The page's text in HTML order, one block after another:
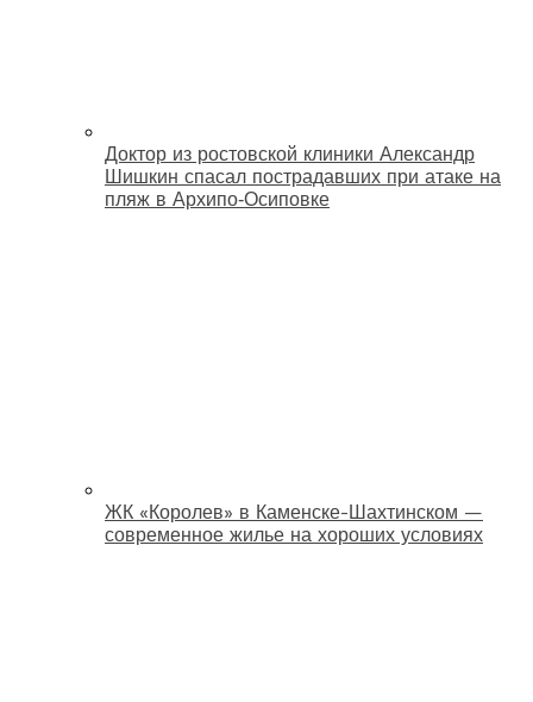
Доктор из ростовской клиники Александр
Шишкин спасал пострадавших при атаке на
пляж в Архипо‑Осиповке
ЖК «Королев» в Каменске-Шахтинском —
современное жилье на хороших условиях